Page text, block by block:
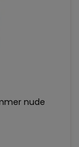
nude